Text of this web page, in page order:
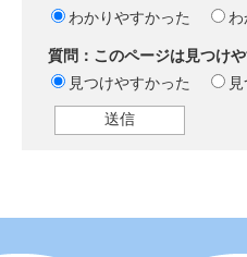
わかりやすかった
質問：このページは見つけ
見つけやすかった